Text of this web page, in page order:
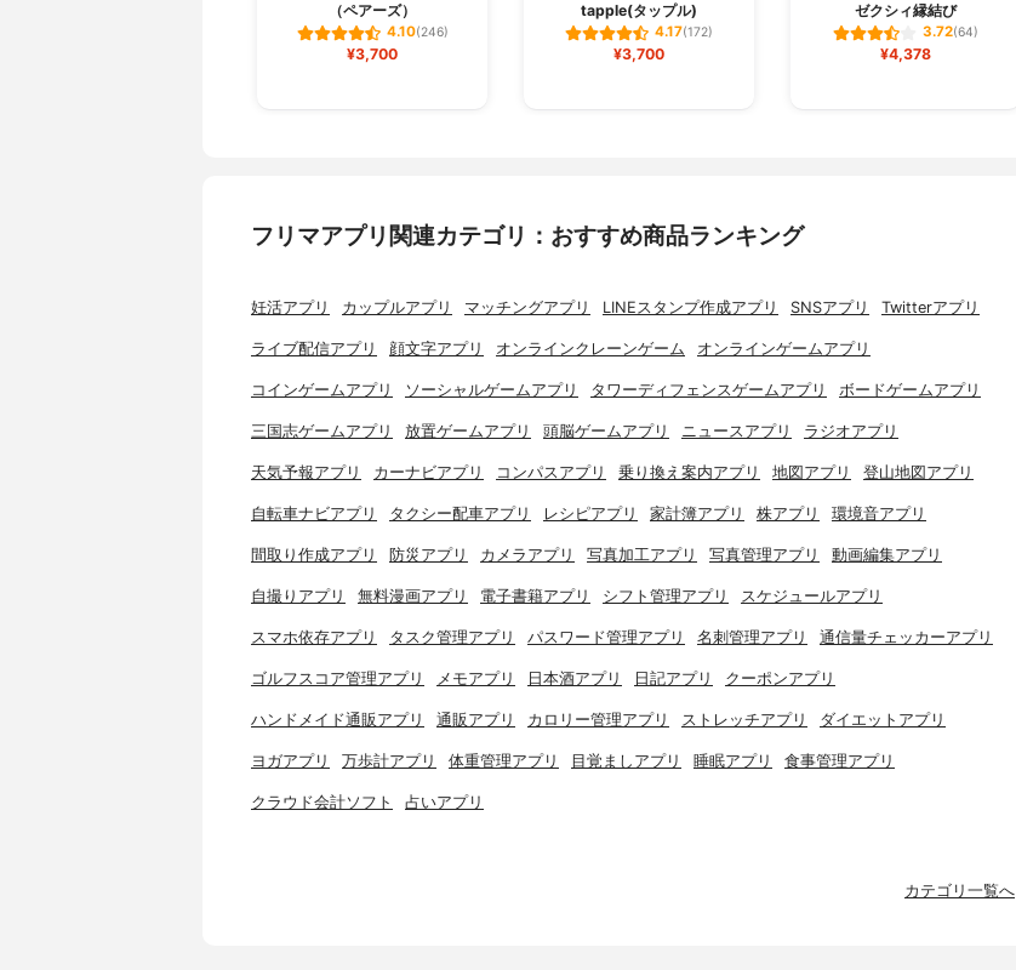
（ペアーズ）
4.10(246)
¥3,700
tapple(タップル)
4.17(172)
¥3,700
ゼクシィ縁結び
3.72(64)
¥4,378
フリマアプリ関連カテゴリ：おすすめ商品ランキング
妊活アプリ カップルアプリ マッチングアプリ LINEスタンプ作成アプリ SNSアプリ Twitterアプリ
ライブ配信アプリ 顔文字アプリ オンラインクレーンゲーム オンラインゲームアプリ
コインゲームアプリ ソーシャルゲームアプリ タワーディフェンスゲームアプリ ボードゲームアプリ
三国志ゲームアプリ 放置ゲームアプリ 頭脳ゲームアプリ ニュースアプリ ラジオアプリ
天気予報アプリ カーナビアプリ コンパスアプリ 乗り換え案内アプリ 地図アプリ 登山地図アプリ
自転車ナビアプリ タクシー配車アプリ レシピアプリ 家計簿アプリ 株アプリ 環境音アプリ
間取り作成アプリ 防災アプリ カメラアプリ 写真加工アプリ 写真管理アプリ 動画編集アプリ
自撮りアプリ 無料漫画アプリ 電子書籍アプリ シフト管理アプリ スケジュールアプリ
スマホ依存アプリ タスク管理アプリ パスワード管理アプリ 名刺管理アプリ 通信量チェッカーアプリ
ゴルフスコア管理アプリ メモアプリ 日本酒アプリ 日記アプリ クーポンアプリ
ハンドメイド通販アプリ 通販アプリ カロリー管理アプリ ストレッチアプリ ダイエットアプリ
ヨガアプリ 万歩計アプリ 体重管理アプリ 目覚ましアプリ 睡眠アプリ 食事管理アプリ
クラウド会計ソフト 占いアプリ
カテゴリ一覧へ